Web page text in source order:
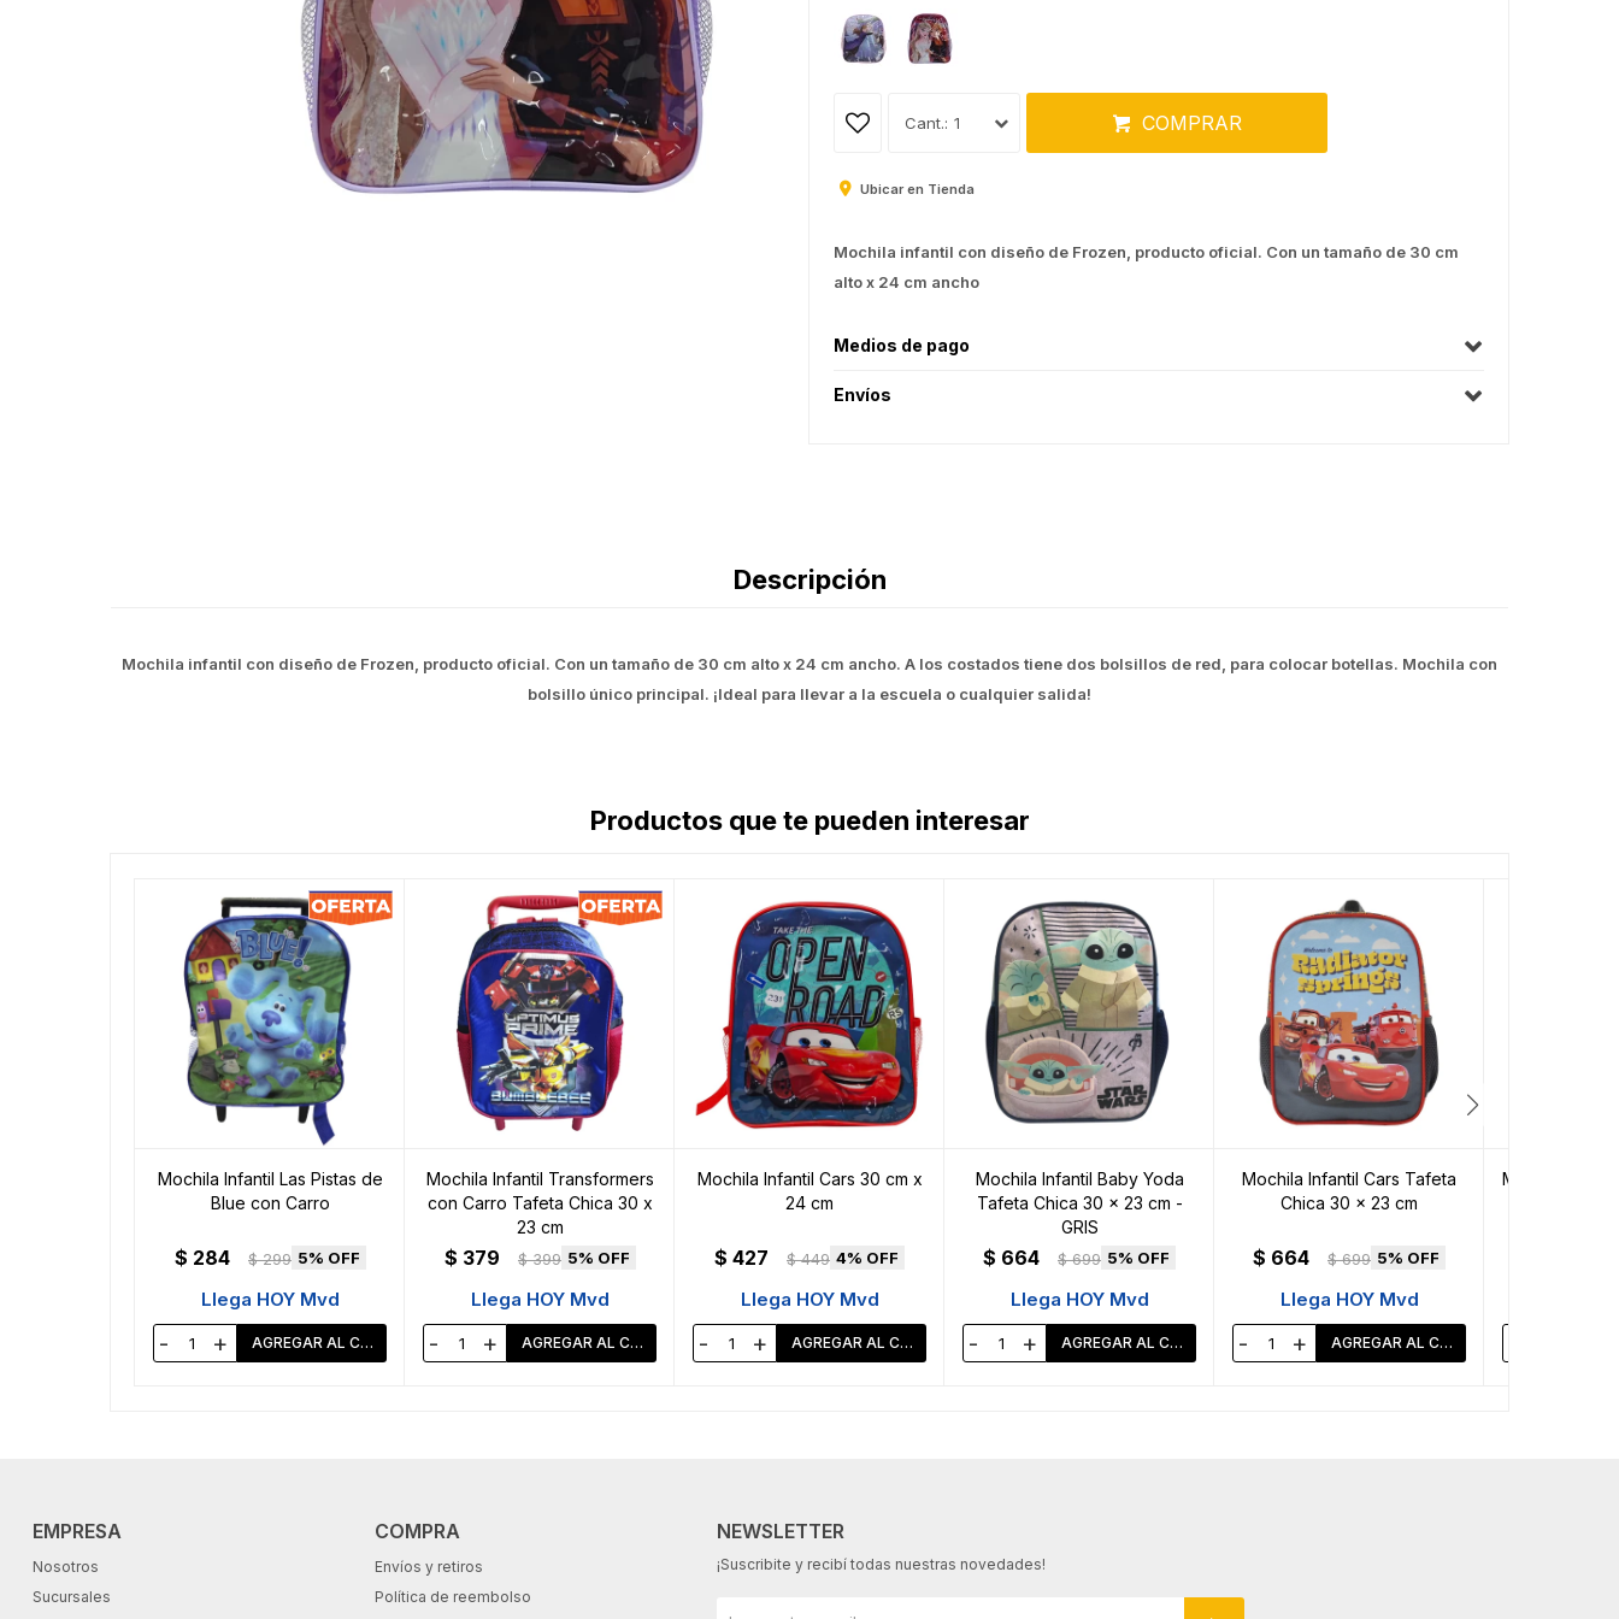
1 COMPRAR
Ubicar en Tienda
Mochila infantil con diseño de Frozen, producto oficial. Con un tamaño de 30 cm
alto x 24 cm ancho
Medios de pago
Envíos
Descripción
Mochila infantil con diseño de Frozen, producto oficial. Con un tamaño de 30 cm alto x 24 cm ancho. A los costados tiene dos bolsillos de red, para colocar botellas. Mochila con
bolsillo único principal. ¡Ideal para llevar a la escuela o cualquier salida!
Productos que te pueden interesar
Mochila Infantil Las Pistas de
Blue con Carro
$ 284 $ 299 5
Llega HOY Mvd
- +
Mochila Infantil Transformers
con Carro Tafeta Chica 30 x
23 cm
$ 379 $ 399 5
Llega HOY Mvd
- +
Mochila Infantil Cars 30 cm x
24 cm
$ 427 $ 449 4
Llega HOY Mvd
- +
Mochila Infantil Baby Yoda
Tafeta Chica 30 x 23 cm -
GRIS
$ 664 $ 699 5
Llega HOY Mvd
- +
Mochila Infantil Cars Tafeta
Chica 30 x 23 cm
$ 664 $ 699 5
Llega HOY Mvd
- +
Mochila
EMPRESA
Nosotros
Sucursales
COMPRA
Envíos y retiros
Política de reembolso
NEWSLETTER
¡Suscribite y recibí todas nuestras novedades!